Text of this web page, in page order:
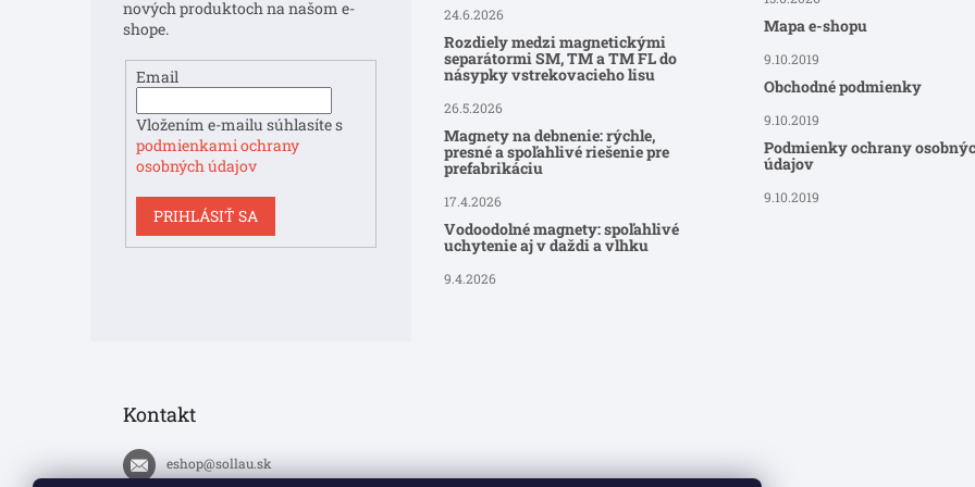
nových produktoch na našom e-
shope.
Email
Vložením e-mailu súhlasíte s
podmienkami ochrany
osobných údajov
PRIHLÁSIŤ SA
24.6.2026
Rozdiely medzi magnetickými
separátormi SM, TM a TM FL do
násypky vstrekovacieho lisu
26.5.2026
Magnety na debnenie: rýchle,
presné a spoľahlivé riešenie pre
prefabrikáciu
17.4.2026
Vodoodolné magnety: spoľahlivé
uchytenie aj v daždi a vlhku
9.4.2026
Mapa e-shopu
9.10.2019
Obchodné podmienky
9.10.2019
Podmienky ochrany
údajov
9.10.2019
Kontakt
eshop@sollau.sk